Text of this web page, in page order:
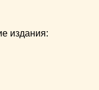
издания: